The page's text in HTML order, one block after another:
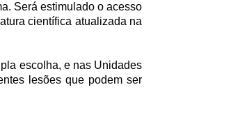
Será estimulado o acesso
científica atualizada na
escolha, e nas Unidades
lesões que podem ser